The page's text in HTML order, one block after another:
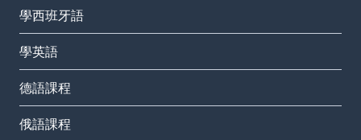
學西班牙語
學英語
德語課程
俄語課程